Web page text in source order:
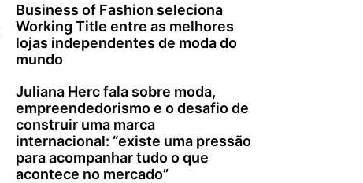
Business of Fashion seleciona
Working Title entre as melhores
lojas independentes de moda do
mundo
Juliana Herc fala sobre moda,
empreendedorismo e o desafio de
construir uma marca
internacional: “existe uma pressão
para acompanhar tudo o que
acontece no mercado”